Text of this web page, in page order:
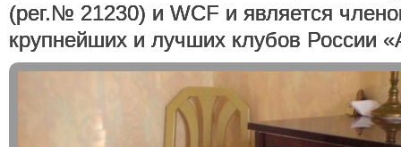
(рег.№ 21230) и WCF и является
крупнейших и лучших клубов России